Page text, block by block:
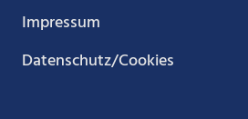
Impressum
Datenschutz/Cookies